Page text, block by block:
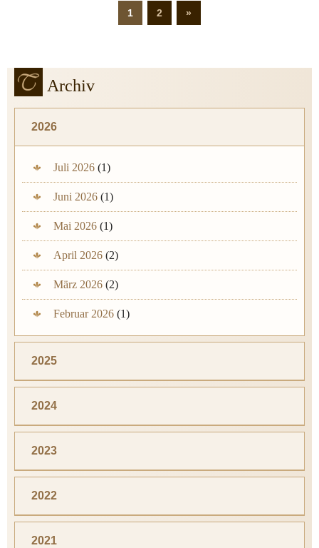
1 2 »
Archiv
2026
Juli 2026 (1)
Juni 2026 (1)
Mai 2026 (1)
April 2026 (2)
März 2026 (2)
Februar 2026 (1)
2025
2024
2023
2022
2021